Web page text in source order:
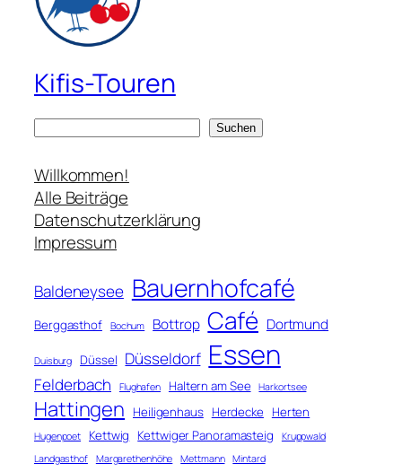
Kifis-Touren
c
h
e
n
Suchen
Willkommen!
Alle Beiträge
Datenschutzerklärung
Impressum
Baldeneysee Bauernhofcafé
Berggasthof Bochum Bottrop Café Dortmund
Duisburg Düssel Düsseldorf Essen
Felderbach Flughafen Haltern am See Harkortsee
Hattingen Heiligenhaus Herdecke Herten
Hugenpoet Kettwig Kettwiger Panoramasteig
Kruppwald
Landgasthof
Margarethenhöhe Mettmann Mintard